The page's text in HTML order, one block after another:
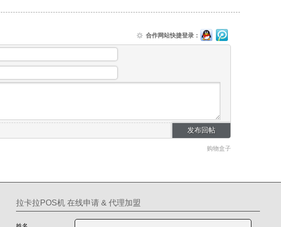
合作网站快捷登录：
购物盒子
拉卡拉POS机 在线申请 & 代理加盟